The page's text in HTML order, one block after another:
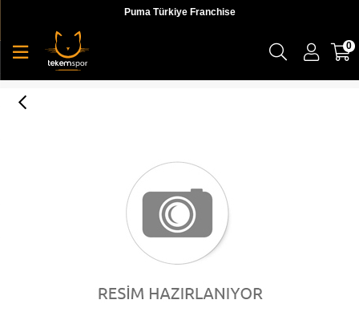
Puma Türkiye Franchise
0